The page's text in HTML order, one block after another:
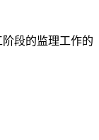
段的监理工作的